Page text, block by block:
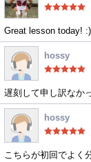
Great lesson today! :)
hossy
遅刻して申し訳なか
hossy
こちらが初回でよく